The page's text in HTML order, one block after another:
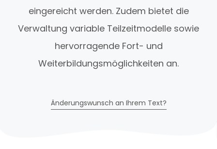
eingereicht werden. Zudem bietet die
Verwaltung variable Teilzeitmodelle sowie
hervorragende Fort- und
Weiterbildungsmöglichkeiten an.
Änderungswunsch an Ihrem Text?